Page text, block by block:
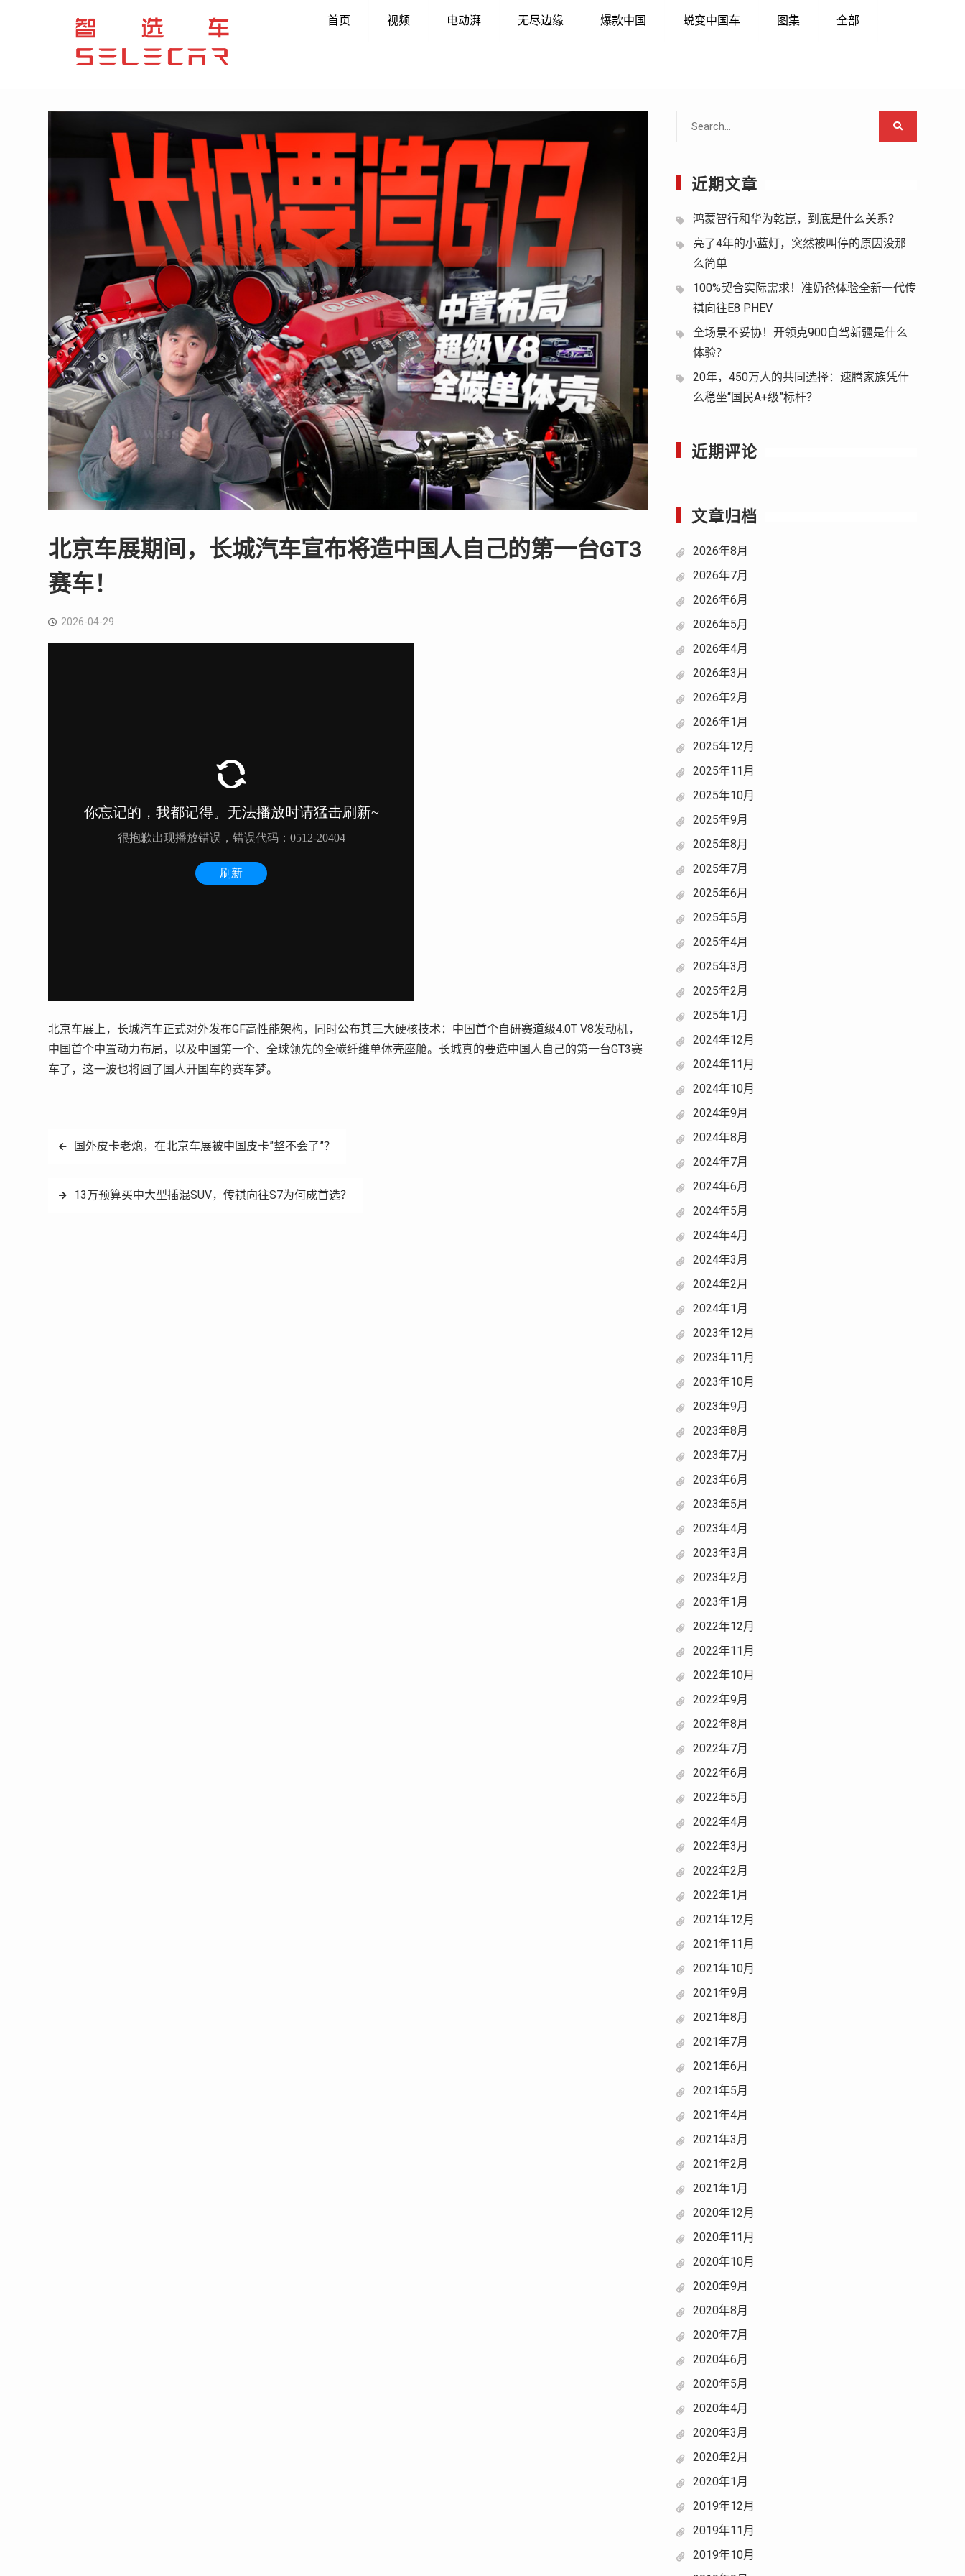
首页 视频 电动湃 无尽边缘 爆款中国 蜕变中国车 图集 全部
北京车展期间，长城汽车宣布将造中国人自己的第一台GT3
赛车！
2026-04-29
北京车展上，长城汽车正式对外发布GF高性能架构，同时公布其三大硬核技术：中国首个自研赛道级4.0T V8发动机，
中国首个中置动力布局，以及中国第一个、全球领先的全碳纤维单体壳座舱。长城真的要造中国人自己的第一台GT3赛
车了，这一波也将圆了国人开国车的赛车梦。
文
导
国外皮卡老炮，在北京车展被中国皮卡”整不会了”？
13万预算买中大型插混SUV，传祺向往S7为何成首选？
Search
近期文章
鸿蒙智行和华为乾崑，到底是什么关系？
亮了4年的小蓝灯，突然被叫停的原因没那
么简单
100%契合实际需求！准奶爸体验全新一代传
祺向往E8 PHEV
全场景不妥协！开领克900自驾新疆是什么
体验？
20年，450万人的共同选择：速腾家族凭什
么稳坐“国民A+级”标杆？
近期评论
文章归档
2026年8月
2026年7月
2026年6月
2026年5月
2026年4月
2026年3月
2026年2月
2026年1月
2025年12月
2025年11月
2025年10月
2025年9月
2025年8月
2025年7月
2025年6月
2025年5月
2025年4月
2025年3月
2025年2月
2025年1月
2024年12月
2024年11月
2024年10月
2024年9月
2024年8月
2024年7月
2024年6月
2024年5月
2024年4月
2024年3月
2024年2月
2024年1月
2023年12月
2023年11月
2023年10月
2023年9月
2023年8月
2023年7月
2023年6月
2023年5月
2023年4月
2023年3月
2023年2月
2023年1月
2022年12月
2022年11月
2022年10月
2022年9月
2022年8月
2022年7月
2022年6月
2022年5月
2022年4月
2022年3月
2022年2月
2022年1月
2021年12月
2021年11月
2021年10月
2021年9月
2021年8月
2021年7月
2021年6月
2021年5月
2021年4月
2021年3月
2021年2月
2021年1月
2020年12月
2020年11月
2020年10月
2020年9月
2020年8月
2020年7月
2020年6月
2020年5月
2020年4月
2020年3月
2020年2月
2020年1月
2019年12月
2019年11月
2019年10月